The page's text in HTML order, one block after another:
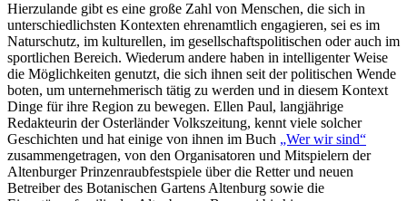
Hierzulande gibt es eine große Zahl von Menschen, die sich in
unterschiedlichsten Kontexten ehrenamtlich engagieren, sei es im
Naturschutz, im kulturellen, im gesellschaftspolitischen oder auch im
sportlichen Bereich. Wiederum andere haben in intelligenter Weise
die Möglichkeiten genutzt, die sich ihnen seit der politischen Wende
boten, um unternehmerisch tätig zu werden und in diesem Kontext
Dinge für ihre Region zu bewegen. Ellen Paul, langjährige
Redakteurin der Osterländer Volkszeitung, kennt viele solcher
Geschichten und hat einige von ihnen im Buch „Wer wir sind“
zusammengetragen, von den Organisatoren und Mitspielern der
Altenburger Prinzenraubfestspiele über die Retter und neuen
Betreiber des Botanischen Gartens Altenburg sowie die